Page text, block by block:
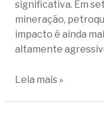
significativa. Em
mineração,
impacto é ainda
altamente
Leia mais »